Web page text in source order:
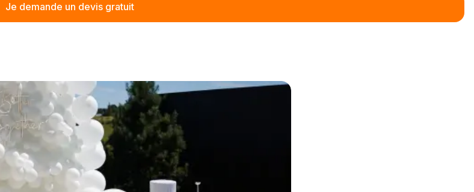
Je demande un devis gratuit